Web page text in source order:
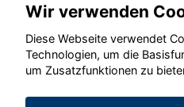
© konjunkturmotor.de
Wir verwenden
Diese Webseite verwendet
Technologien, um die
um Zusatzfunktionen zu